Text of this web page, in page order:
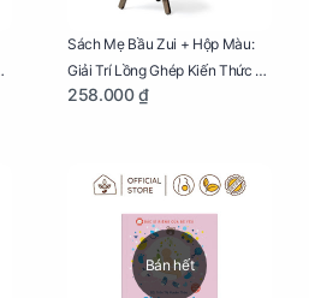
Sách Mẹ Bầu Zui + Hộp Màu:
Giải Trí Lồng Ghép Kiến Thức Và
Lời Khuyên Mang Thai Bổ Ích
258.000 ₫
Bán hết